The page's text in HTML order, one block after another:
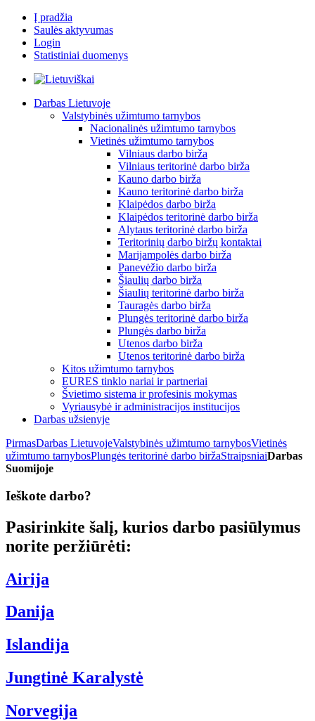
Į pradžia
Saulės aktyvumas
Login
Statistiniai duomenys
Darbas Lietuvoje
Valstybinės užimtumo tarnybos
Nacionalinės užimtumo tarnybos
Vietinės užimtumo tarnybos
Vilniaus darbo birža
Vilniaus teritorinė darbo birža
Kauno darbo birža
Kauno teritorinė darbo birža
Klaipėdos darbo birža
Klaipėdos teritorinė darbo birža
Alytaus teritorinė darbo birža
Teritorinių darbo biržų kontaktai
Marijampolės darbo birža
Panevėžio darbo birža
Šiaulių darbo birža
Šiaulių teritorinė darbo birža
Tauragės darbo birža
Plungės teritorinė darbo birža
Plungės darbo birža
Utenos darbo birža
Utenos teritorinė darbo birža
Kitos užimtumo tarnybos
EURES tinklo nariai ir partneriai
Švietimo sistema ir profesinis mokymas
Vyriausybė ir administracijos institucijos
Darbas užsienyje
PirmasDarbas LietuvojeValstybinės užimtumo tarnybosVietinės
užimtumo tarnybosPlungės teritorinė darbo biržaStraipsniaiDarbas
Suomijoje
Ieškote darbo?
Pasirinkite šalį, kurios darbo pasiūlymus
norite peržiūrėti:
Airija
Danija
Islandija
Jungtinė Karalystė
Norvegija